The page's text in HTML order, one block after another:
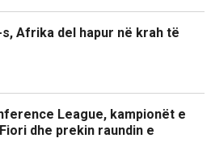
Afrika del hapur në krah të
League, kampionët e
dhe prekin raundin e